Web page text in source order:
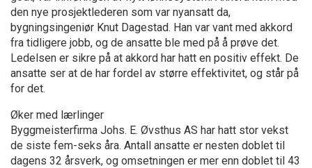
den nye prosjektlederen som var nyansatt da,
bygningsingeniør Knut Dagestad. Han var vant med akkord
fra tidligere jobb, og de ansatte ble med på å prøve det.
Ledelsen er sikre på at akkord har hatt en positiv effekt. De
ansatte ser at de har fordel av større effektivitet, og står på
for det.
Øker med lærlinger
Byggmeisterfirma Johs. E. Øvsthus AS har hatt stor vekst
de siste fem-seks åra. Antall ansatte er nesten doblet til
dagens 32 årsverk, og omsetningen er mer enn doblet til 43